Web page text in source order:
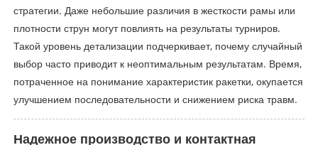
стратегии. Даже небольшие различия в жесткости рамы или
плотности струн могут повлиять на результаты турниров.
Такой уровень детализации подчеркивает, почему случайный
выбор часто приводит к неоптимальным результатам. Время,
потраченное на понимание характеристик ракетки, окупается
улучшением последовательности и снижением риска травм.
Надежное производство и контактная